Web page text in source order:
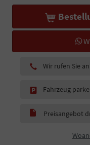
Wir rufen Sie an
Fahrzeug
Preisangebot